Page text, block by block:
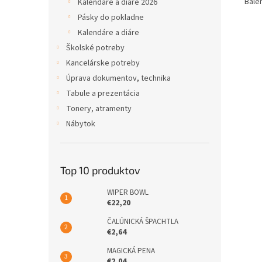
Kalendáre a diáre 2026
Pásky do pokladne
Kalendáre a diáre
Školské potreby
Kancelárske potreby
Úprava dokumentov, technika
Tabule a prezentácia
Tonery, atramenty
Nábytok
Top 10 produktov
WIPER BOWL
€22,20
ČALÚNICKÁ ŠPACHTLA
€2,64
MAGICKÁ PENA